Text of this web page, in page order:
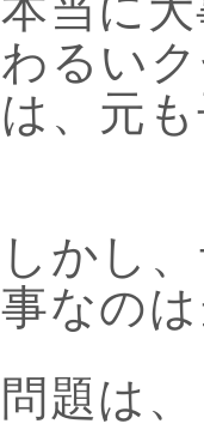
本当に
わるい
は、元
しかし
事なの
問題は、